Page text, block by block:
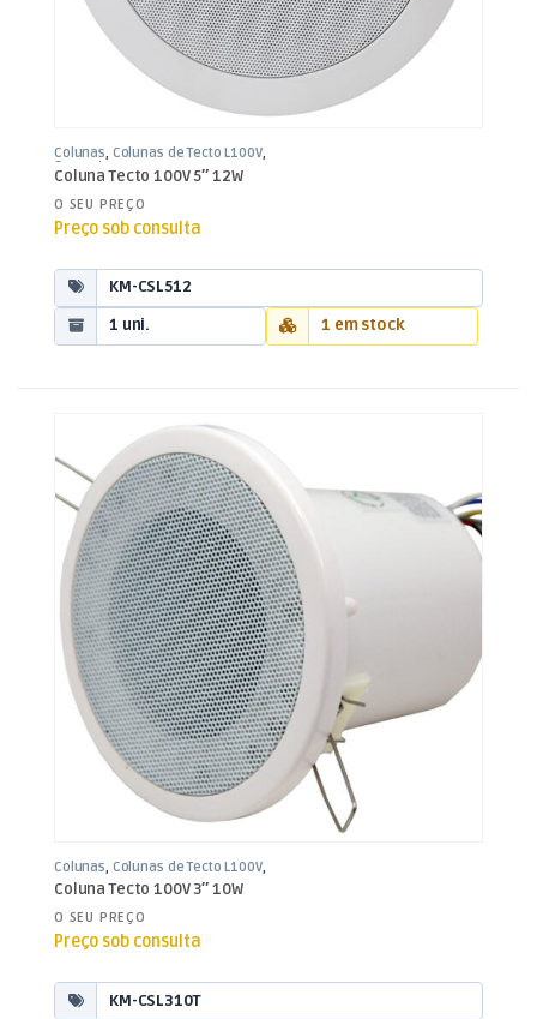
Colunas, Colunas de Tecto L100V,
Som e Luz
Coluna Tecto 100V 5″ 12W
O SEU PREÇO
Preço sob consulta
KM-CSL512
1 uni.
1 em stock
Colunas, Colunas de Tecto L100V,
Som e Luz
Coluna Tecto 100V 3″ 10W
O SEU PREÇO
Preço sob consulta
KM-CSL310T